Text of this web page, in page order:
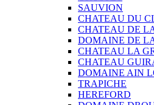
SAUVION
CHATEAU DU
CHATEAU DE
DOMAINE DE
CHATEAU LA
CHATEAU
DOMAINE AIN
TRAPICHE
HEREFORD